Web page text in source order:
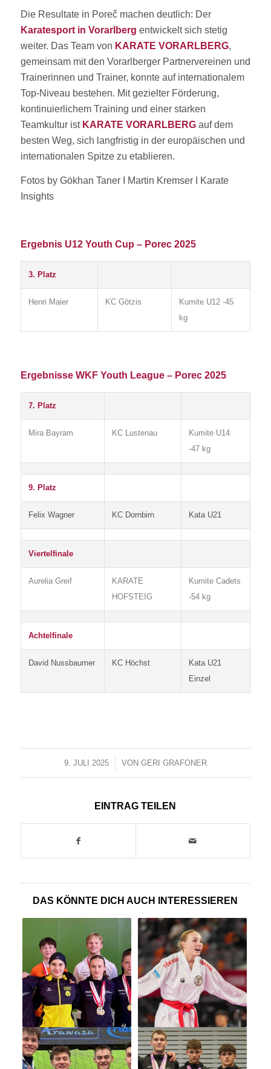
Die Resultate in Poreč machen deutlich: Der
Karatesport in Vorarlberg entwickelt sich stetig
weiter. Das Team von KARATE VORARLBERG,
gemeinsam mit den Vorarlberger Partnervereinen und
Trainerinnen und Trainer, konnte auf internationalem
Top-Niveau bestehen. Mit gezielter Förderung,
kontinuierlichem Training und einer starken
Teamkultur ist KARATE VORARLBERGauf dem
besten Weg, sich langfristig in der europäischen und
internationalen Spitze zu etablieren.
Fotos by Gökhan Taner I Martin Kremser I Karate
Insights
Ergebnis U12 Youth Cup – Porec 2025
3. Platz
Henri Maier KC Götzis
Kumite U12 -45
kg
Ergebnisse WKF Youth League – Porec 2025
7. Platz
Mira Bayram KC Lustenau
Kumite U14
-47 kg
9. Platz
Felix Wagner KC Dornbirn Kata U21
Viertelfinale
Aurelia Greif
KARATE
HOFSTEIG
Kumite Cadets
-54 kg
Achtelfinale
David Nussbaumer KC Höchst
Kata U21
Einzel
9. JULI 2025
/ VON GERI GRAFONER
EINTRAG TEILEN
DAS KÖNNTE DICH AUCH INTERESSIEREN